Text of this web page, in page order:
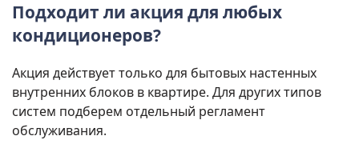
Подходит ли акция для любых
кондиционеров?
Акция действует только для бытовых настенных
внутренних блоков в квартире. Для других типов
систем подберем отдельный регламент
обслуживания.